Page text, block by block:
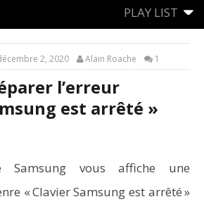
PLAY LIST
2, 2020 Alain Roache 1
l’erreur
est arrêté »
Samsung vous affiche une
« Clavier Samsung est arrêté »